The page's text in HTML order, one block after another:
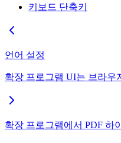
키보드 단축키
언어 설정
확장 프로그램 UI는 브라우
확장 프로그램에서 PDF 하